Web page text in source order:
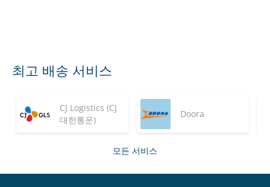
최고 배송 서비스
CJ Logistics (CJ
대한통운)
Doora
모든 서비스